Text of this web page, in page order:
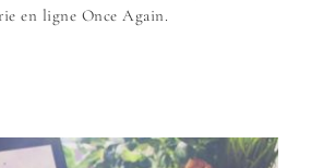
en ligne Once Again.